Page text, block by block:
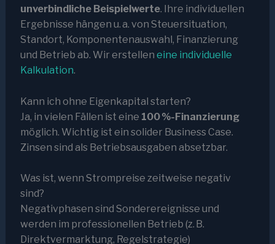
unverbindliche Beispielwerte. Ihre individuellen
Ergebnisse hängen u. a. von Steuersituation,
Standort, Komponentenauswahl, Finanzierung
und Betrieb ab. Wir erstellen eine individuelle
Kalkulation.
Kann ich ohne Eigenkapital starten?
Ja, in vielen Fällen ist eine 100 %-Finanzierung
möglich. Wichtig ist ein solider Business Case.
Zinsen sind als Betriebsausgaben absetzbar.
Was ist, wenn Strompreise zeitweise negativ
sind?
Negativphasen sind Sonderereignisse und
werden im professionellen Betrieb (z. B.
Direktvermarktung, Regelstrategie)